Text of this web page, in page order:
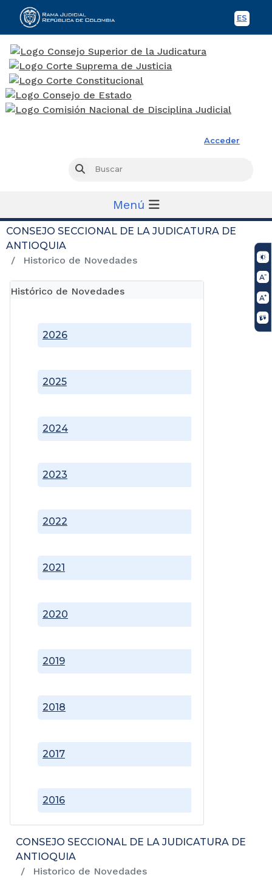
ES
Acceder
Buscar
Menú
CONSEJO SECCIONAL DE LA JUDICATURA DE
ANTIOQUIA
Historico de Novedades
Histórico de Novedades
2016
2017
2018
2019
2020
2021
2022
2023
2024
2025
2026
CONSEJO SECCIONAL DE LA JUDICATURA DE
ANTIOQUIA
Historico de Novedades